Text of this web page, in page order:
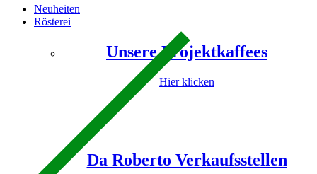
Neuheiten
Rösterei
Unsere Projektkaffees
Hier klicken
Da Roberto Verkaufsstellen